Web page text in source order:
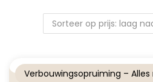
Verbouwingsopruiming –